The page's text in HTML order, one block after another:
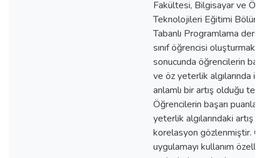
Fakültesi, Bilgisayar ve
Teknolojileri Eğitimi
Tabanlı Programlama
sınıf öğrencisi
sonucunda öğrencilerin
ve öz yeterlik algılarında
anlamlı bir artış olduğu
Öğrencilerin başarı
yeterlik algılarındaki artış
korelasyon gözlenmiştir.
uygulamayı kullanım